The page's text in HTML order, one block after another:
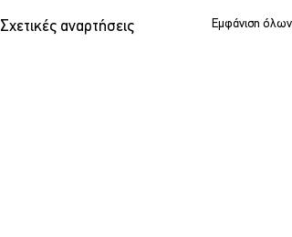
Σχετικές αναρτήσεις Εμφάνιση όλων